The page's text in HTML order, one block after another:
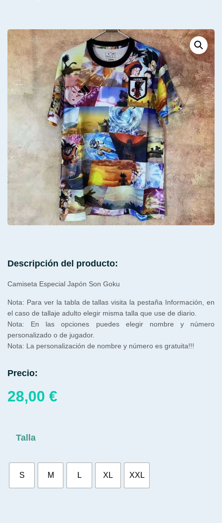
Descripción del producto:
Camiseta Especial Japón Son Goku
Nota: Para ver la tabla de tallas visita la pestaña Información, en
el caso de tallaje adulto elegir misma talla que use de diario.
Nota: En las opciones puedes elegir nombre y número
personalizado o de jugador.
Nota: La personalización de nombre y número es gratuita!!!
Precio:
28,00 €
Talla
S M L XL XXL